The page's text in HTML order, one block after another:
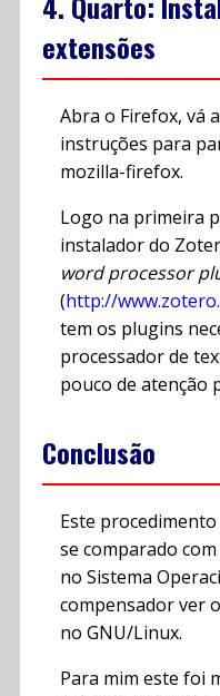
extensões
Abra o Firefox, vá
instruções para
mozilla-firefox.
Logo na primeira
instalador do
word processor
(http://
tem os plugins
processador de
pouco de atenção
Conclusão
Este
se comparado
no Sistema
compensador ver
no GNU/Linux.
Para mim este foi